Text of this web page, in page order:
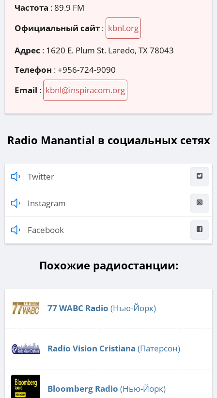
Частота : 89.9 FM
Официальный сайт : kbnl.org
Адрес : 1620 E. Plum St. Laredo, TX 78043
Телефон :+956-724-9090
Email : kbnl@inspiracom.org
Radio Manantial в социальных сетях
Twitter
Instagram
Facebook
Похожие радиостанции:
77 WABC Radio (Нью-Йорк)
Radio Vision Cristiana (Патерсон)
Bloomberg Radio (Нью-Йорк)